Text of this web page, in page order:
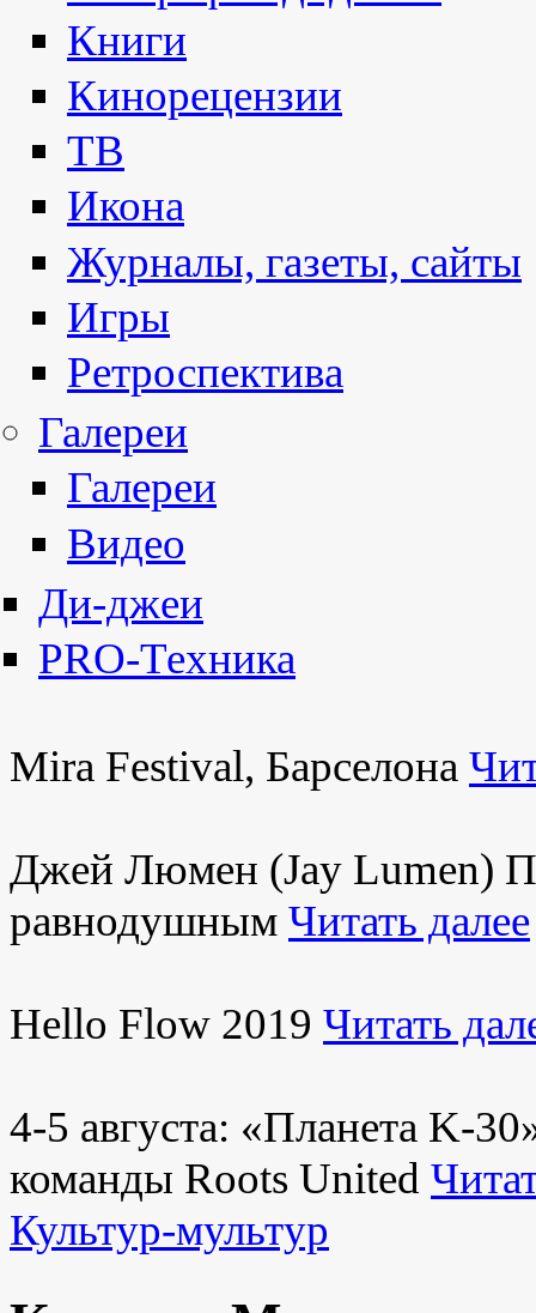
Книги
Кинорецензии
ТВ
Икона
Журналы, газеты, сайты
Игры
Ретроспектива
Галереи
Галереи
Видео
Ди-джеи
PRO-Техника
Mira Festival, Барселона
Джей Люмен (Jay Lumen)
равнодушным Читать далее
Hello Flow 2019 Читать
4-5 августа: «Планета K-
команды Roots United
Культур-мультур